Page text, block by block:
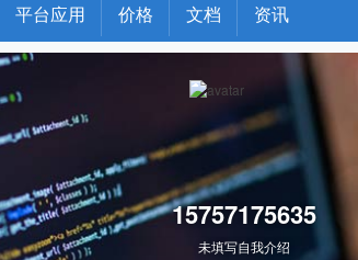
平台应用 价格 文档 资讯
15757175635
未填写自我介绍